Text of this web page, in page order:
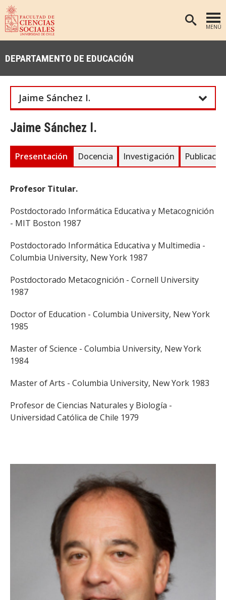
MENÚ
DEPARTAMENTOS
ANTROPOLOGÍA
EDUCACIÓN
SOCIOLOGÍA
POSTGRADO
PUBLICACIONES
ADMISIÓN
ACADÉMICOS
EGRESADOS
DEPARTAMENTO DE EDUCACIÓN
Jaime Sánchez I.
Jaime Sánchez I.
Presentación Docencia Investigación
Profesor Titular.
Postdoctorado Informática Educativa y Metacognición
- MIT Boston 1987
Postdoctorado Informática Educativa y Multimedia -
Columbia University, New York 1987
Postdoctorado Metacognición - Cornell University
1987
Doctor of Education - Columbia University, New York
1985
Master of Science - Columbia University, New York
1984
Master of Arts - Columbia University, New York 1983
Profesor de Ciencias Naturales y Biología -
Universidad Católica de Chile 1979